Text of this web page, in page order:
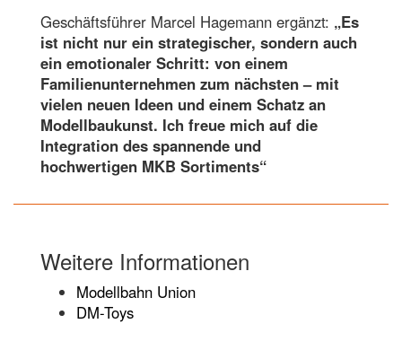
Geschäftsführer Marcel Hagemann ergänzt: „Es
ist nicht nur ein strategischer, sondern auch
ein emotionaler Schritt: von einem
Familienunternehmen zum nächsten – mit
vielen neuen Ideen und einem Schatz an
Modellbaukunst. Ich freue mich auf die
Integration des spannende und
hochwertigen MKB Sortiments“
Weitere Informationen
Modellbahn Union
DM-Toys